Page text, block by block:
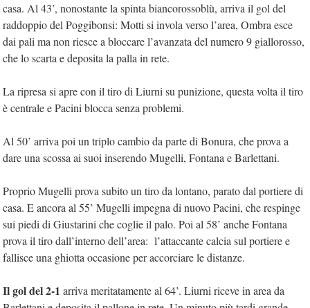
casa. Al 43’, nonostante la spinta biancorossoblù, arriva il gol del
raddoppio del Poggibonsi: Motti si invola verso l’area, Ombra esce
dai pali ma non riesce a bloccare l’avanzata del numero 9 giallorosso,
che lo scarta e deposita la palla in rete.
La ripresa si apre con il tiro di Liurni su punizione, questa volta il tiro
è centrale e Pacini blocca senza problemi.
Al 50’ arriva poi un triplo cambio da parte di Bonura, che prova a
dare una scossa ai suoi inserendo Mugelli, Fontana e Barlettani.
Proprio Mugelli prova subito un tiro da lontano, parato dal portiere di
casa. E ancora al 55’ Mugelli impegna di nuovo Pacini, che respinge
sui piedi di Giustarini che coglie il palo. Poi al 58’ anche Fontana
prova il tiro dall’interno dell’area: l’attaccante calcia sul portiere e
fallisce una ghiotta occasione per accorciare le distanze.
Il gol del 2-1 arriva meritatamente al 64’. Liurni riceve in area da